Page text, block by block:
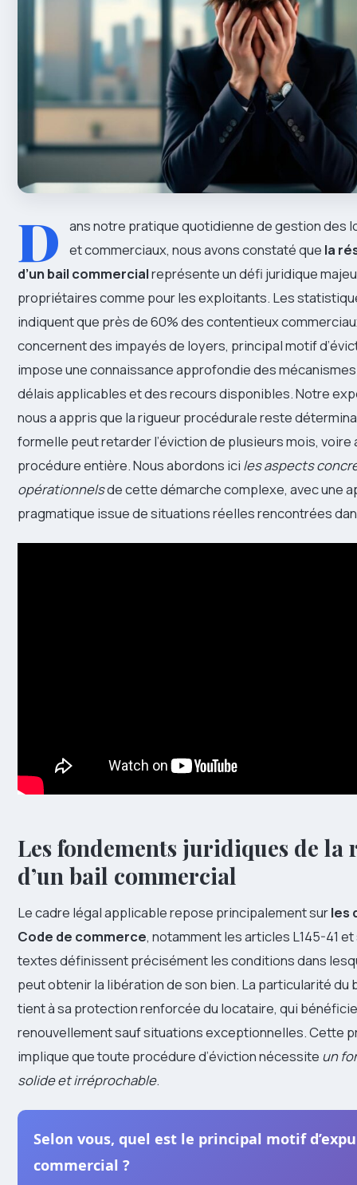
D
ans notre pratique quotidienne de gestion des
et commerciaux, nous avons constaté que la
d’un bail commercialreprésente un défi juridique
propriétaires comme pour les exploitants. Les
indiquent que près de 60% des contentieux
concernent des impayés de loyers, principal motif
impose une connaissance approfondie des
délais applicables et des recours disponibles. Notre
nous a appris que la rigueur procédurale reste
formelle peut retarder l’éviction de plusieurs mois, voire
procédure entière. Nous abordons ici les aspects
opérationnelsde cette démarche complexe, avec une
pragmatique issue de situations réelles rencontrées
Les fondements juridiques de
d’un bail commercial
Le cadre légal applicable repose principalement surles
Code de commerce, notamment les articles L145-41
textes définissent précisément les conditions dans
peut obtenir la libération de son bien. La particularité du
tient à sa protection renforcée du locataire, qui bénéficie
renouvellement sauf situations exceptionnelles. Cette
implique que toute procédure d’éviction nécessite un
solide et irréprochable.
Selon vous, quel est le principal motif
commercial ?